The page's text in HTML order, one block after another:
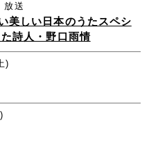
放送
美しい日本のうたスペシ
詩人・野口雨情
)